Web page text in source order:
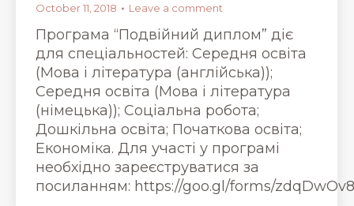
October 11, 2018 Leave a comment
Програма “Подвійний диплом” діє
для спеціальностей: Середня освіта
(Мова і література (англійська));
Середня освіта (Мова і література
(німецька)); Соціальна робота;
Дошкільна освіта; Початкова освіта;
Економіка. Для участі у програмі
необхідно зареєструватися за
посиланням: https://goo.gl/forms/